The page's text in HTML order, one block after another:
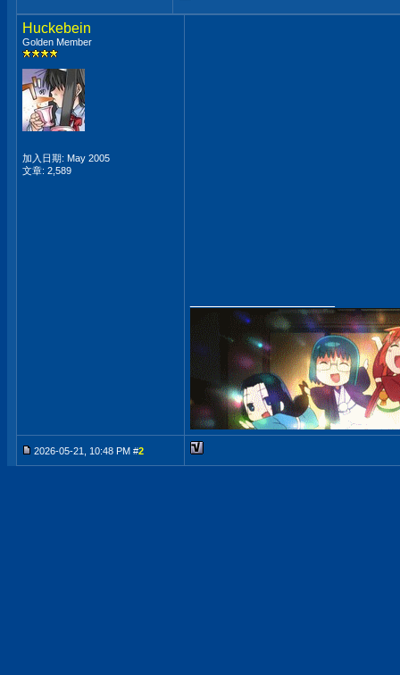
Huckebein
Golden Member
加入日期: May 2005
文章: 2,589
2026-05-21, 10:48 PM #2